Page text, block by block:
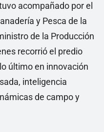
acompañado por el
y Pesca de la
de la Producción
recorrió el predio
último en innovación
inteligencia
de campo y